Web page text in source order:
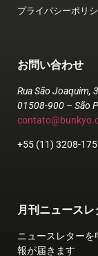
プライバシーポリ
お問い合わせ
Rua São Joaquim,
01508-900 – São
+55 (11) 3208-
月刊ニュースレ
ニュースレター
報が届きます